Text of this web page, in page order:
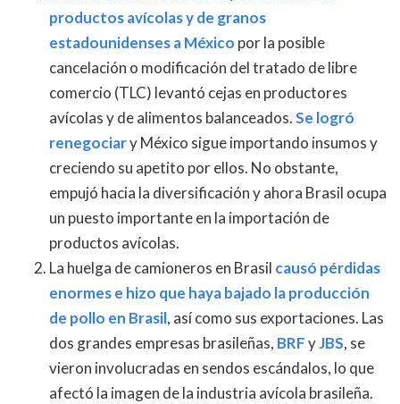
productos avícolas y de granos
estadounidenses a México por la posible
cancelación o modificación del tratado de libre
comercio (TLC) levantó cejas en productores
avícolas y de alimentos balanceados.Se logró
renegociary México sigue importando insumos y
creciendo su apetito por ellos. No obstante,
empujó hacia la diversificación y ahora Brasil ocupa
un puesto importante en la importación de
productos avícolas.
La huelga de camioneros en Brasil causó pérdidas
enormes e hizo que haya bajado la producción
de pollo en Brasil, así como sus exportaciones. Las
dos grandes empresas brasileñas, BRFyJBS, se
vieron involucradas en sendos escándalos, lo que
afectó la imagen de la industria avícola brasileña.